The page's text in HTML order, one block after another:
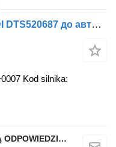
Двигун Volkswagen DTS 2.0 TDI DTS520687 до автомобіля Volkswagen Golf VIII Passat B8 Tiguan
Kod silnika:
QINDITO SPÓŁKA Z OGRANICZONĄ ODPOWIEDZIALNOŚCIĄ